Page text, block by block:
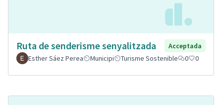
Ruta de senderisme senyalitzada
Acceptada
Esther Sáez Perea
Municipi Turisme Sostenible 0 0